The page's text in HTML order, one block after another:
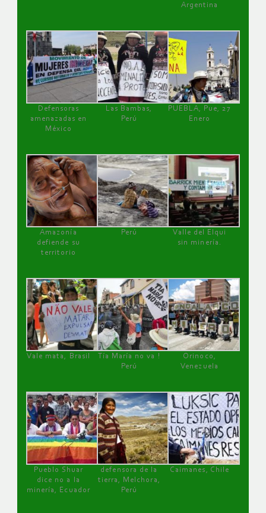
Argentina
Defensoras
amenazadas en
México
Las Bambas,
Perú
PUEBLA, Pue, 27
Enero
Amazonía
defiende su
territorio
Perú
Valle del Elqui
sin minería.
Vale mata, Brasil
Tía María no va !
Perú
Orinoco,
Venezuela
Pueblo Shuar
dice no a la
minería, Ecuador
defensora de la
tierra, Melchora,
Perú
Caimanes, Chile